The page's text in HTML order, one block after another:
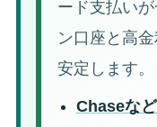
ード支払い
ン口座と高
安定します。
Chaseな